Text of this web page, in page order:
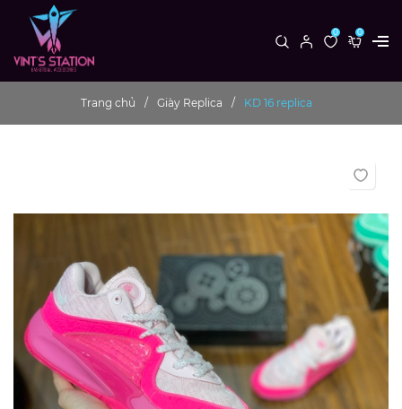
0 0
Trang chủ Giày Replica KD 16 replica